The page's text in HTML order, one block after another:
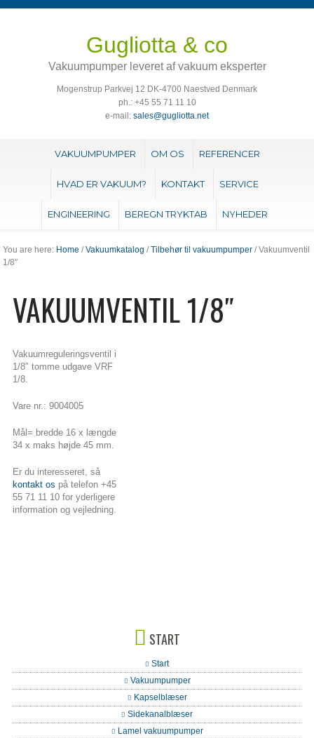
Gugliotta & co
Vakuumpumper leveret af vakuum eksperter
Mogenstrup Parkvej 12 DK-4700 Naestved Denmark
ph.: +45 55 71 11 10
e-mail: sales@gugliotta.net
VAKUUMPUMPER OM OS REFERENCER
HVAD ER VAKUUM? KONTAKT SERVICE
ENGINEERING BEREGN TRYKTAB NYHEDER
You are here: Home /Vakuumkatalog /Tilbehør til vakuumpumper / Vakuumventil
1/8″
VAKUUMVENTIL 1/8″
Vakuumreguleringsventil i
1/8″ tomme udgave VRF
1/8.
Vare nr.: 9004005
Mål= bredde 16 x længde
34 x maks højde 45 mm.
Er du interesseret, så
kontakt os på telefon +45
55 71 11 10 for yderligere
information og vejledning.
START
Start
Vakuumpumper
Kapselblæser
Sidekanalblæser
Lamel vakuumpumper